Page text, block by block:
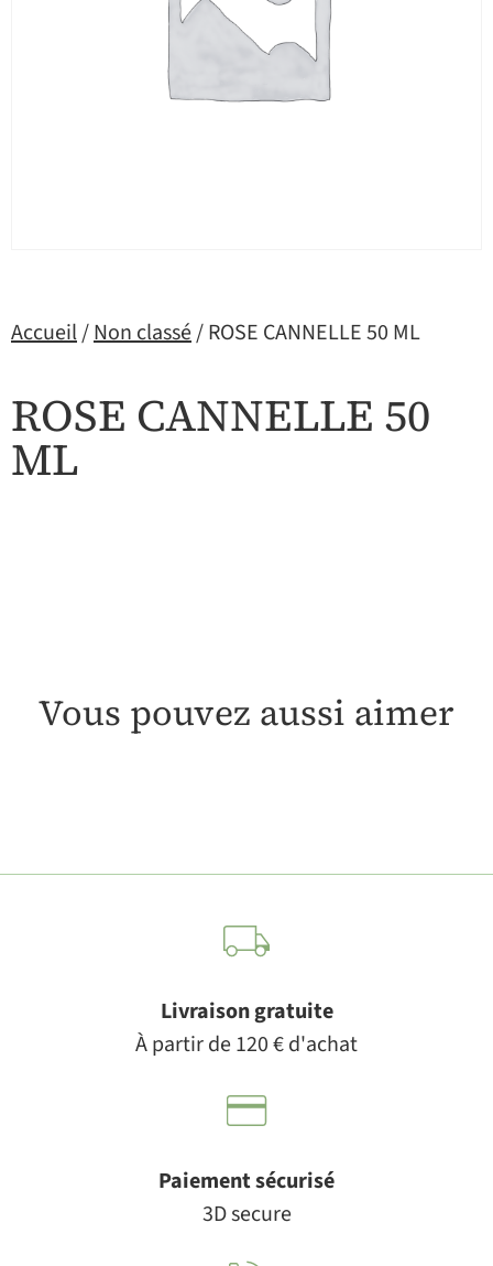
Accueil/Non classé/ ROSE CANNELLE 50 ML
ROSE CANNELLE 50
ML
Vous pouvez aussi aimer
Livraison gratuite
À partir de 120 € d'achat
Paiement sécurisé
3D secure